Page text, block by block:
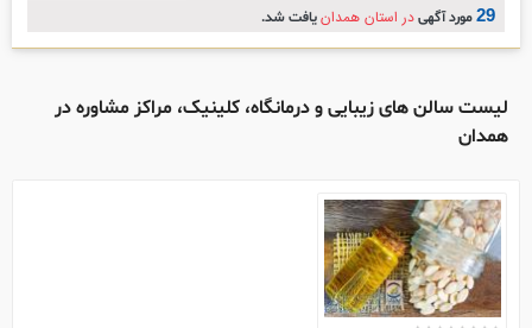
29مورد آگهیدر استان همدانیافت شد.
لیست سالن های زیبایی و درمانگاه، کلینیک، مراکز مشاوره در
همدان